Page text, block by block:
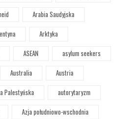
Arabia Saudyjska
Arktyka
ASEAN
asylum seekers
Australia
Austria
Palestyńska
autorytaryzm
Azja południowo-wschodnia